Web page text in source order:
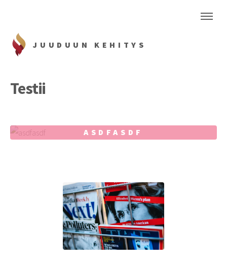
JUUDUUN KEHITYS
Testii
ASDFASDF